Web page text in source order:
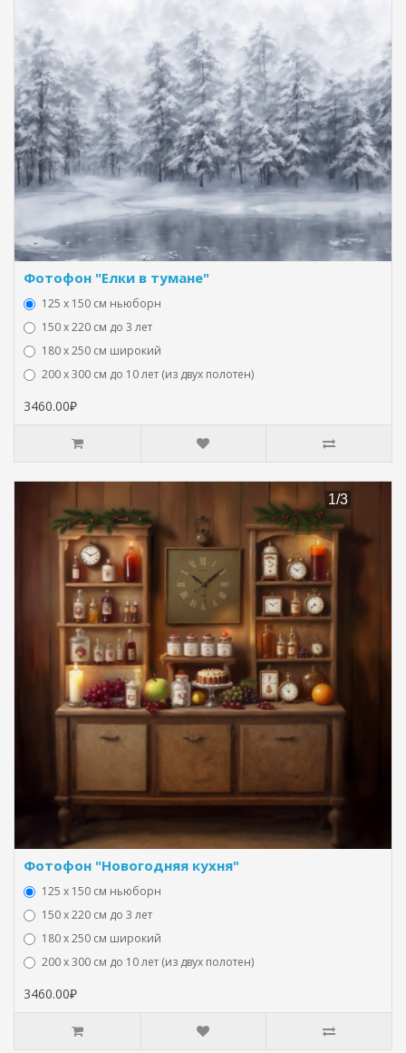
Фотофон "Елки в тумане"
125 x 150 см ньюборн
150 х 220 см до 3 лет
180 х 250 см широкий
200 х 300 см до 10 лет (из двух полотен)
3460.00₽
Фотофон "Новогодняя кухня"
125 x 150 см ньюборн
150 х 220 см до 3 лет
180 х 250 см широкий
200 х 300 см до 10 лет (из двух полотен)
3460.00₽